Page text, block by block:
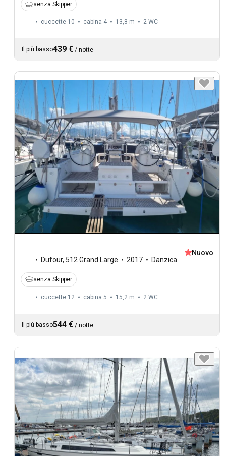
senza Skipper
cuccette 10 cabina 4 13,8 m 2 WC
Il più basso439 € / notte
Dufour, 512 Grand Large 2017 Danzica
Nuovo
senza Skipper
cuccette 12 cabina 5 15,2 m 2 WC
Il più basso544 € / notte